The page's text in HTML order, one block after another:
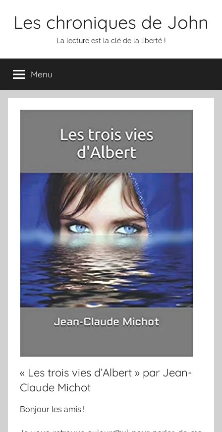
Les chroniques de John
La lecture est la clé de la liberté !
Menu
« Les trois vies d’Albert » par Jean-
Claude Michot
Bonjour les amis !